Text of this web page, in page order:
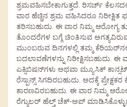
ಶ್ರಮವಹಿಸಬೇಕಾಗುತ್ತದೆ. ರಿಸರ್ಚ್
ವಾರ ಹೆಚ್ಚಿನ ಶ್ರಮ ವಹಿಸಿದರೂ ನಿರೀಕ್ಷಿತ
ತರಿಸಬಹುದು. ಈ ವಾರ ನಿಮ್ಮ ಆರೋಗ್ಯ
ತೊಂದರೆಗಳ ಬಗ್ಗೆ ಚಿಂತಿಸುವ
ಮುಂಬರುವ ದಿನಗಳಲ್ಲಿ ತಮ್ಮ
ಬದಲಾವಣೆಗಳನ್ನು ನಿರೀಕ್ಷಿಸಬಹುದು.
ಎಕ್ಸಿಬಿಷನ್‌ಗಳು ಅಥವಾ ಮ್ಯೂಸಿಕ್
ರೆಸ್ಪಾನ್ಸ್ ಸಿಗದಿರಬಹುದು. ಅದಕ್ಕೆ
ಕಾರಣವಿರಬಹುದು. ಈ ವಾರ ನಿಮ್ಮ
ರೆಗ್ಯುಲರ್ ಹೆಲ್ತ್ ಚೆಕ್-ಅಪ್